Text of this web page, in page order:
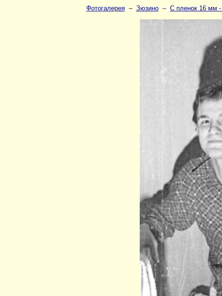
Фотогалерея– Зюзино– С пленок 16 мм -